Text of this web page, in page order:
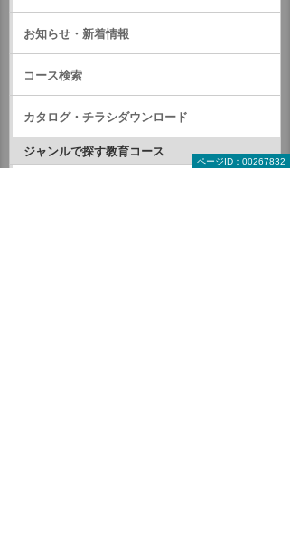
ページID：00267832
お知らせ・新着情報
コース検索
カタログ・チラシダウンロード
ジャンルで探す教育コース